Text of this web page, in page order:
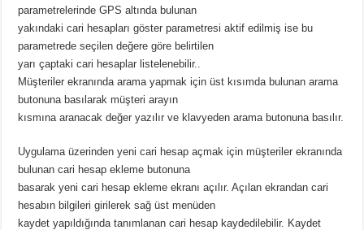
parametrelerinde GPS altında bulunan
yakındaki cari hesapları göster parametresi aktif edilmiş ise bu
parametrede seçilen değere göre belirtilen
yarı çaptaki cari hesaplar listelenebilir..
Müşteriler ekranında arama yapmak için üst kısımda bulunan arama
butonuna basılarak müşteri arayın
kısmına aranacak değer yazılır ve klavyeden arama butonuna basılır.
Uygulama üzerinden yeni cari hesap açmak için müşteriler ekranında
bulunan cari hesap ekleme butonuna
basarak yeni cari hesap ekleme ekranı açılır. Açılan ekrandan cari
hesabın bilgileri girilerek sağ üst menüden
kaydet yapıldığında tanımlanan cari hesap kaydedilebilir. Kaydet